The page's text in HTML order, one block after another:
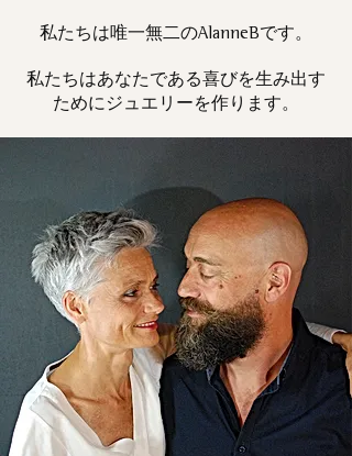
私たちは唯一無二のAlanneBです。
私たちはあなたである喜びを生み出す
ためにジュエリーを作ります。